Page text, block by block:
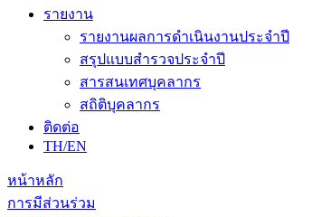
รายงาน
รายงานผลการดำเนินงานประจำปี
สรุปแบบสำรวจประจำปี
สารสนเทศบุคลากร
สถิติบุคลากร
ติดต่อ
TH/EN
หน้าหลัก
การมีส่วนร่วม